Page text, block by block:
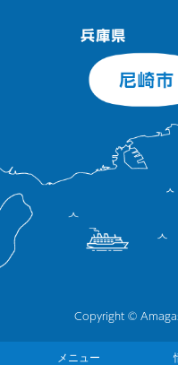
メニュー
Copyright ©